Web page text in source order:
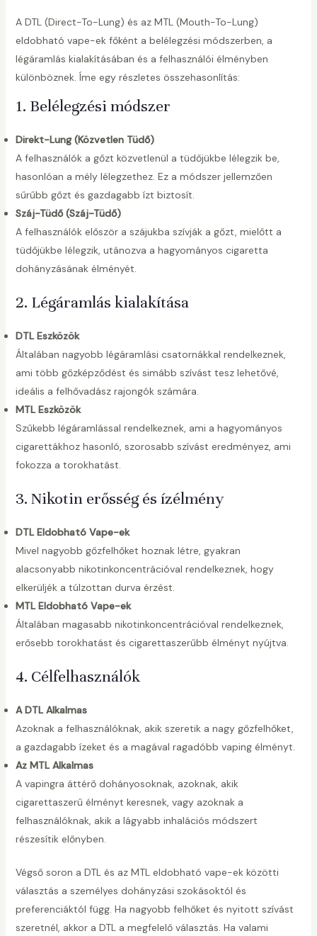
A DTL (Direct-To-Lung) és az MTL (Mouth-To-Lung)
eldobható vape-ek főként a belélegzési módszerben, a
légáramlás kialakításában és a felhasználói élményben
különböznek. Íme egy részletes összehasonlítás:
1. Belélegzési módszer
Direkt-Lung (Közvetlen Tüdő)
A felhasználók a gőzt közvetlenül a tüdőjükbe lélegzik be,
hasonlóan a mély lélegzethez. Ez a módszer jellemzően
sűrűbb gőzt és gazdagabb ízt biztosít.
Száj-Tüdő (Száj-Tüdő)
A felhasználók először a szájukba szívják a gőzt, mielőtt a
tüdőjükbe lélegzik, utánozva a hagyományos cigaretta
dohányzásának élményét.
2. Légáramlás kialakítása
DTL Eszközök
Általában nagyobb légáramlási csatornákkal rendelkeznek,
ami több gőzképződést és simább szívást tesz lehetővé,
ideális a felhővadász rajongók számára.
MTL Eszközök
Szűkebb légáramlással rendelkeznek, ami a hagyományos
cigarettákhoz hasonló, szorosabb szívást eredményez, ami
fokozza a torokhatást.
3. Nikotin erősség és ízélmény
DTL Eldobható Vape-ek
Mivel nagyobb gőzfelhőket hoznak létre, gyakran
alacsonyabb nikotinkoncentrációval rendelkeznek, hogy
elkerüljék a túlzottan durva érzést.
MTL Eldobható Vape-ek
Általában magasabb nikotinkoncentrációval rendelkeznek,
erősebb torokhatást és cigarettaszerűbb élményt nyújtva.
4. Célfelhasználók
A DTL Alkalmas
Azoknak a felhasználóknak, akik szeretik a nagy gőzfelhőket,
a gazdagabb ízeket és a magával ragadóbb vaping élményt.
Az MTL Alkalmas
A vapingra áttérő dohányosoknak, azoknak, akik
cigarettaszerű élményt keresnek, vagy azoknak a
felhasználóknak, akik a lágyabb inhalációs módszert
részesítik előnyben.
Végső soron a DTL és az MTL eldobható vape-ek közötti
választás a személyes dohányzási szokásoktól és
preferenciáktól függ. Ha nagyobb felhőket és nyitott szívást
szeretnél, akkor a DTL a megfelelő választás. Ha valami